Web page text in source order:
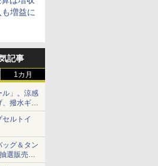
増益に
記事
1カ月
ル」。涼感
撥水ギア
ルトイ
グ＆タン
選販売の